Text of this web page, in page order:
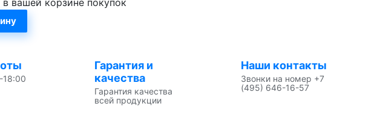
вашей корзине покупок
Гарантия и
качества
Гарантия качества
всей продукции
Наши контакты
Звонки на номер +7
(495) 646-16-57